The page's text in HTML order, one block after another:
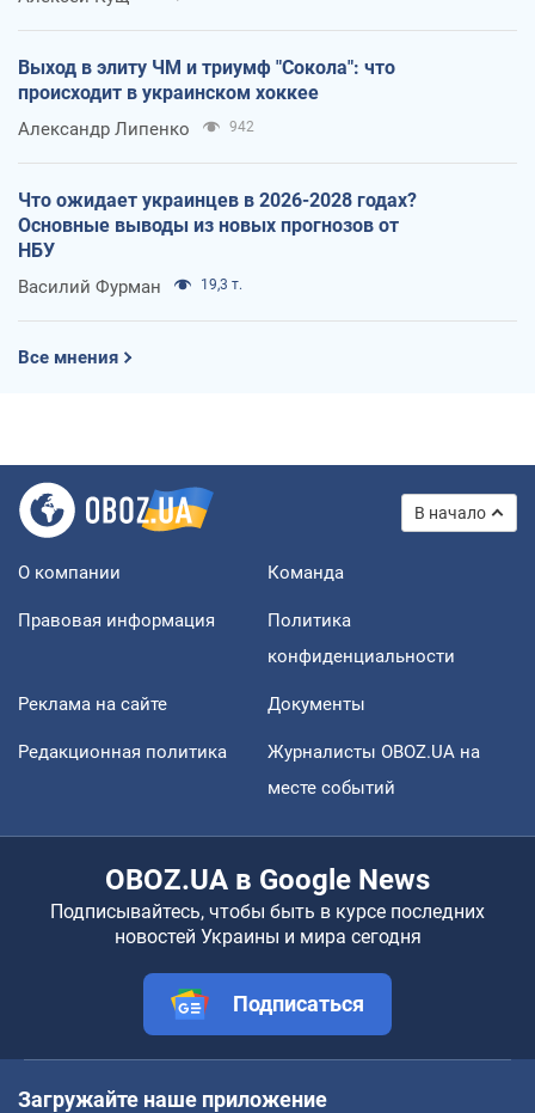
Выход в элиту ЧМ и триумф "Сокола": что
происходит в украинском хоккее
Александр Липенко 942
Что ожидает украинцев в 2026-2028 годах?
Основные выводы из новых прогнозов от
НБУ
Василий Фурман 19,3 т.
Все мнения
В начало
О компании Команда
Правовая информация
Политика
конфиденциальности
Реклама на сайте Документы
Редакционная политика
Журналисты OBOZ.UA на
месте событий
OBOZ.UA в Google News
Подписывайтесь, чтобы быть в курсе последних
новостей Украины и мира сегодня
Подписаться
Загружайте наше приложение